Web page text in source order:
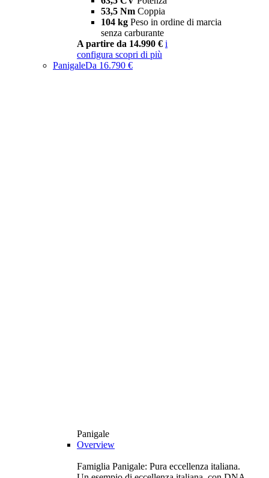
53,5 Nm Coppia
104 kg Peso in ordine di marcia
senza carburante
A partire da 14.990 € i
configura scopri di più
PanigaleDa 16.790 €
Panigale
Overview
Famiglia Panigale: Pura eccellenza italiana.